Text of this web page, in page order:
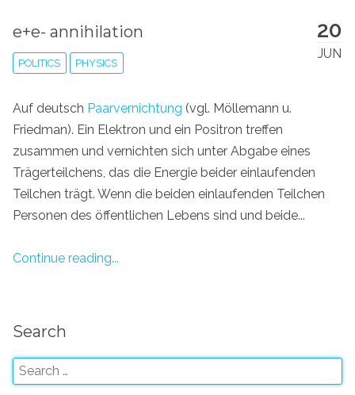
20
JUN
e+e- annihilation
POLITICS PHYSICS
Auf deutsch Paarvernichtung (vgl. Möllemann u.
Friedman). Ein Elektron und ein Positron treffen
zusammen und vernichten sich unter Abgabe eines
Trägerteilchens, das die Energie beider einlaufenden
Teilchen trägt. Wenn die beiden einlaufenden Teilchen
Personen des öffentlichen Lebens sind und beide...
Continue reading...
Search